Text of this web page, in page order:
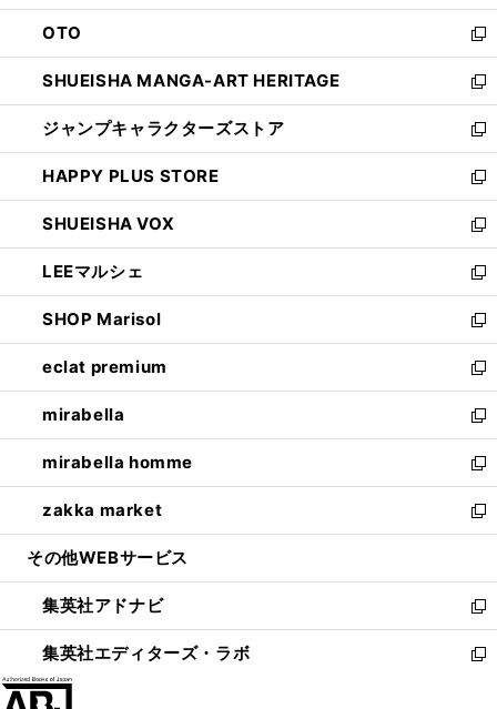
ウ
で
開
く
ン
ド
ウ
で
開
く
OTO
新
し
い
ウ
ィ
ン
ド
ウ
で
開
く
SHUEISHA MANGA-ART HERITAGE
新
し
い
ウ
ィ
ン
ド
ウ
で
開
く
ジャンプキャラクターズストア
新
し
い
ウ
ィ
ン
ド
ウ
で
開
く
HAPPY PLUS STORE
新
し
い
ウ
ィ
ン
ド
ウ
で
開
く
SHUEISHA VOX
新
し
い
ウ
ィ
ン
ド
ウ
で
開
く
LEEマルシェ
新
し
い
ウ
ィ
ン
ド
ウ
で
開
く
SHOP Marisol
新
し
い
ウ
ィ
ン
ド
ウ
で
開
eclat premium
新
し
い
ウ
ィ
ン
ド
ウ
開
く
mirabella
新
し
い
ウ
ィ
ン
ウ
で
開
く
mirabella homme
新
し
い
ウ
ン
ド
ウ
で
zakka market
新
し
ウ
ィ
ン
ド
その他WEBサービス
集英社アドナビ
新
し
い
集英社エディターズ・ラボ
新